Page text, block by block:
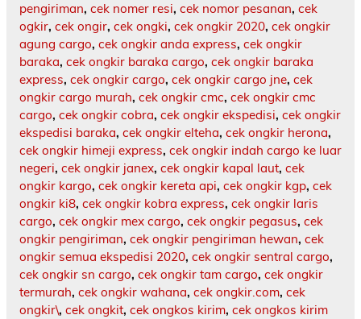
pengiriman, cek nomer resi, cek nomor pesanan, cek
ogkir, cek ongir, cek ongki, cek ongkir 2020, cek ongkir
agung cargo, cek ongkir anda express, cek ongkir
baraka, cek ongkir baraka cargo, cek ongkir baraka
express, cek ongkir cargo, cek ongkir cargo jne, cek
ongkir cargo murah, cek ongkir cmc, cek ongkir cmc
cargo, cek ongkir cobra, cek ongkir ekspedisi, cek ongkir
ekspedisi baraka, cek ongkir elteha, cek ongkir herona,
cek ongkir himeji express, cek ongkir indah cargo ke luar
negeri, cek ongkir janex, cek ongkir kapal laut, cek
ongkir kargo, cek ongkir kereta api, cek ongkir kgp, cek
ongkir ki8, cek ongkir kobra express, cek ongkir laris
cargo, cek ongkir mex cargo, cek ongkir pegasus, cek
ongkir pengiriman, cek ongkir pengiriman hewan, cek
ongkir semua ekspedisi 2020, cek ongkir sentral cargo,
cek ongkir sn cargo, cek ongkir tam cargo, cek ongkir
termurah, cek ongkir wahana, cek ongkir.com, cek
ongkir\, cek ongkit, cek ongkos kirim, cek ongkos kirim